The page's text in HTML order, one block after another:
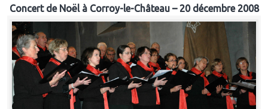
Concert de Noël à Corroy-le-Château – 20 décembre 2008